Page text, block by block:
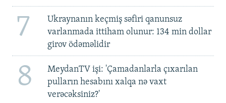
7
Ukraynanın keçmiş səfiri qanunsuz
varlanmada ittiham olunur: 134 min dollar
girov ödəməlidir
8
MeydanTV işi: 'Çamadanlarla çıxarılan
pulların hesabını xalqa nə vaxt
verəcəksiniz?'